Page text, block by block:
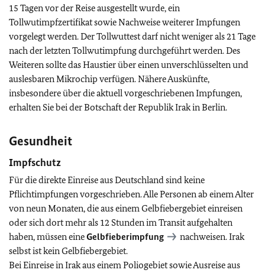
15 Tagen vor der Reise ausgestellt wurde, ein
Tollwutimpfzertifikat sowie Nachweise weiterer Impfungen
vorgelegt werden. Der Tollwuttest darf nicht weniger als 21 Tage
nach der letzten Tollwutimpfung durchgeführt werden. Des
Weiteren sollte das Haustier über einen unverschlüsselten und
auslesbaren Mikrochip verfügen. Nähere Auskünfte,
insbesondere über die aktuell vorgeschriebenen Impfungen,
erhalten Sie bei der Botschaft der Republik Irak in Berlin.
Gesundheit
Impfschutz
Für die direkte Einreise aus Deutschland sind keine
Pflichtimpfungen vorgeschrieben. Alle Personen ab einem Alter
von neun Monaten, die aus einem Gelbfiebergebiet einreisen
oder sich dort mehr als 12 Stunden im Transit aufgehalten
haben, müssen eineGelbfieberimpfung
nachweisen. Irak
selbst ist kein Gelbfiebergebiet.
Bei Einreise in Irak aus einem Poliogebiet sowie Ausreise aus